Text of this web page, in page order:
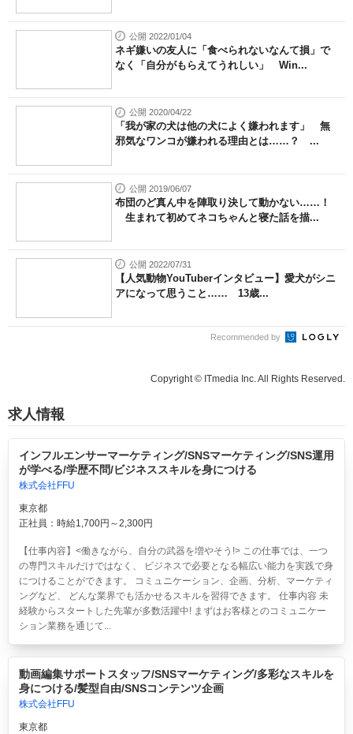
公開 2022/01/04
ネギ嫌いの友人に「食べられないなんて損」で
なく「自分がもらえてうれしい」 Win...
公開 2020/04/22
「我が家の犬は他の犬によく嫌われます」 無
邪気なワンコが嫌われる理由とは……？ ...
公開 2019/06/07
布団のど真ん中を陣取り決して動かない……！
生まれて初めてネコちゃんと寝た話を描...
公開 2022/07/31
【人気動物YouTuberインタビュー】愛犬がシニ
アになって思うこと…… 13歳...
Recommended by
Copyright © ITmedia Inc. All Rights Reserved.
求人情報
インフルエンサーマーケティング/SNSマーケティング/SNS運用
が学べる/学歴不問/ビジネススキルを身につける
株式会社FFU
東京都
正社員：時給1,700円～2,300円
【仕事内容】<働きながら、自分の武器を増やそう!> この仕事では、一つ
の専門スキルだけではなく、 ビジネスで必要となる幅広い能力を実践で身
につけることができます。 コミュニケーション、企画、分析、マーケティ
ングなど、 どんな業界でも活かせるスキルを習得できます。 仕事内容 未
経験からスタートした先輩が多数活躍中! まずはお客様とのコミュニケー
ション業務を通じて...
動画編集サポートスタッフ/SNSマーケティング/多彩なスキルを
身につける/髪型自由/SNSコンテンツ企画
株式会社FFU
東京都